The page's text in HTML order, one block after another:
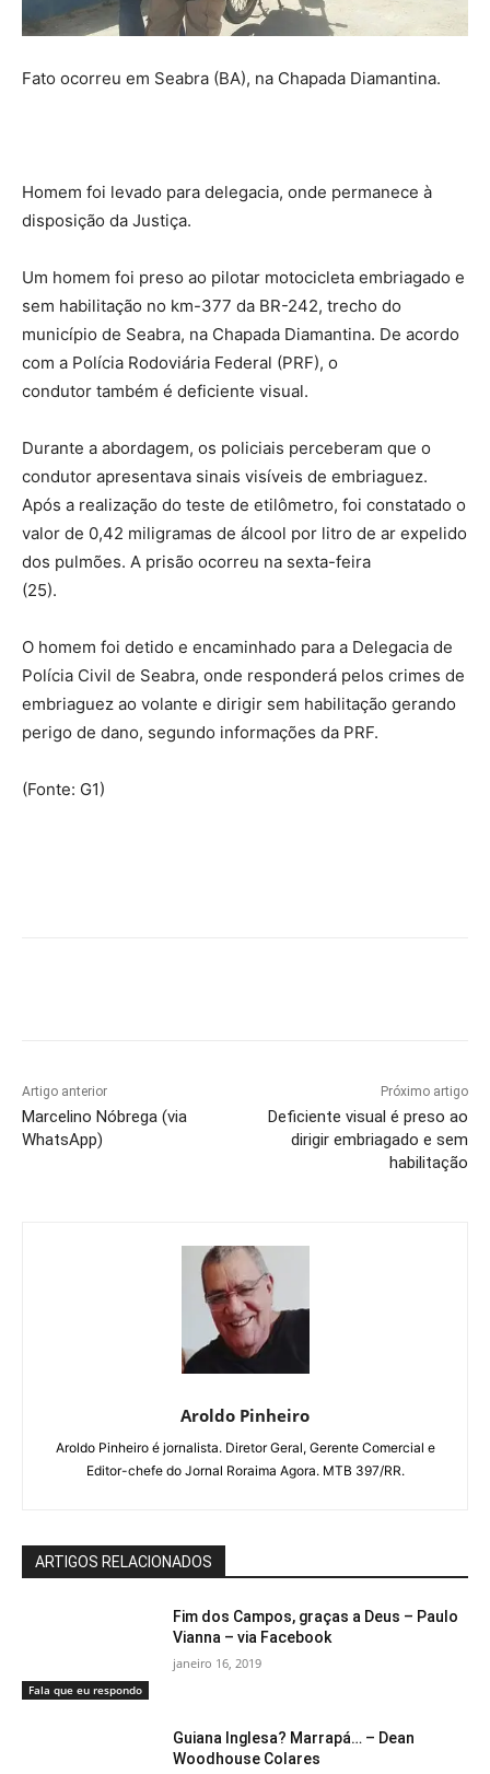
Fato ocorreu em Seabra (BA), na Chapada Diamantina.
Homem foi levado para delegacia, onde permanece à
disposição da Justiça.
Um homem foi preso ao pilotar motocicleta embriagado e
sem habilitação no km-377 da BR-242, trecho do
município de Seabra, na Chapada Diamantina. De acordo
com a Polícia Rodoviária Federal (PRF), o
condutor também é deficiente visual.
Durante a abordagem, os policiais perceberam que o
condutor apresentava sinais visíveis de embriaguez.
Após a realização do teste de etilômetro, foi constatado o
valor de 0,42 miligramas de álcool por litro de ar expelido
dos pulmões. A prisão ocorreu na sexta-feira
(25).
O homem foi detido e encaminhado para a Delegacia de
Polícia Civil de Seabra, onde responderá pelos crimes de
embriaguez ao volante e dirigir sem habilitação gerando
perigo de dano, segundo informações da PRF.
(Fonte: G1)
Artigo anterior
Marcelino Nóbrega (via
WhatsApp)
Próximo artigo
Deficiente visual é preso ao
dirigir embriagado e sem
habilitação
Aroldo Pinheiro
Aroldo Pinheiro é jornalista. Diretor Geral, Gerente Comercial e
Editor-chefe do Jornal Roraima Agora. MTB 397/RR.
ARTIGOS RELACIONADOS
Fala que eu respondo
Fim dos Campos, graças a Deus – Paulo
Vianna – via Facebook
janeiro 16, 2019
Guiana Inglesa? Marrapá… – Dean
Woodhouse Colares